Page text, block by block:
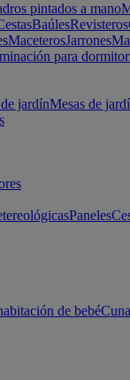
pintados a mano
BaúlesRevisteros
MaceterosJarrones
para
jardínMesas de
Paneles
de bebé